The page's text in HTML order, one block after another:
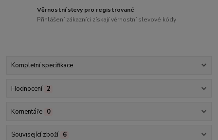
Věrnostní slevy pro registrované
Přihlášení zákazníci získají věrnostní slevové kódy
Kompletní specifikace
Hodnocení 2
Komentáře 0
Související zboží 6